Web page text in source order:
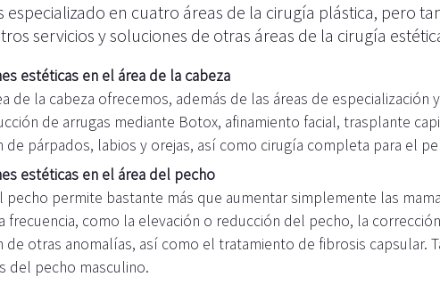
especializado en cuatro áreas de la cirugía plástica, pero
servicios y soluciones de otras áreas de la cirugía
estéticas en el área de la cabeza
de la cabeza ofrecemos, además de las áreas de
de arrugas mediante Botox, afinamiento facial, trasplante
de párpados, labios y orejas, así como cirugía completa para el
estéticas en el área del pecho
pecho permite bastante más que aumentar simplemente las
frecuencia, como la elevación o reducción del pecho, la
de otras anomalías, así como el tratamiento de fibrosis capsular.
del pecho masculino.